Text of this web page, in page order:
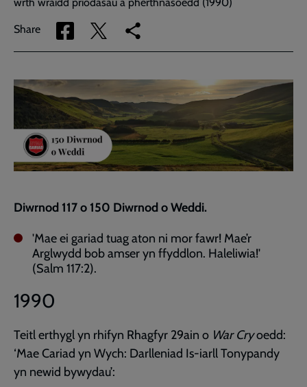
Share
Share
via
Share
via
Copy
link
Diwrnod 117 o 150 Diwrnod o Weddi.
'Mae ei gariad tuag aton ni mor fawr! Mae’r
Arglwydd bob amser yn ffyddlon. Haleliwia!'
(Salm 117:2).
1990
Teitl erthygl yn rhifyn Rhagfyr 29ain o War Cryoedd:
‘Mae Cariad yn Wych: Darlleniad Is-iarll Tonypandy
yn newid bywydau’: